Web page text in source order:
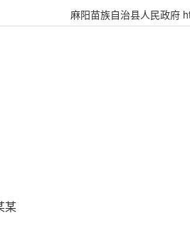
麻阳苗族自治县人民政府
某